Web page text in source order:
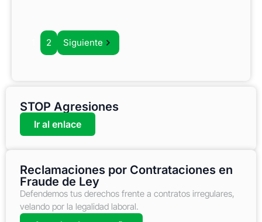
2 Siguiente
STOP Agresiones
Ir al enlace
Reclamaciones por Contrataciones en
Fraude de Ley
Defendemos tus derechos frente a contratos irregulares,
velando por la legalidad laboral.